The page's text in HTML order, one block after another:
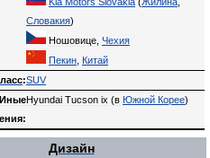
Словакия)
Ношовице Чехия
Пекин Китай
:SUV
ИныеHyundai Tucson ix (в Южной Корее)
Дизайн